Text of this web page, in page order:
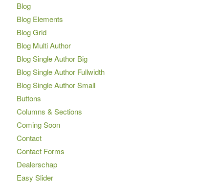
Blog
Blog Elements
Blog Grid
Blog Multi Author
Blog Single Author Big
Blog Single Author Fullwidth
Blog Single Author Small
Buttons
Columns & Sections
Coming Soon
Contact
Contact Forms
Dealerschap
Easy Slider